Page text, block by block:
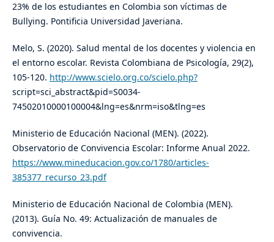
23% de los estudiantes en Colombia son víctimas de
Bullying. Pontificia Universidad Javeriana.
Melo, S. (2020). Salud mental de los docentes y violencia en
el entorno escolar. Revista Colombiana de Psicología, 29(2),
105-120. http://www.scielo.org.co/scielo.php?
script=sci_abstract&pid=S0034-
74502010000100004&lng=es&nrm=iso&tlng=es
Ministerio de Educación Nacional (MEN). (2022).
Observatorio de Convivencia Escolar: Informe Anual 2022.
https://www.mineducacion.gov.co/1780/articles-
385377_recurso_23.pdf
Ministerio de Educación Nacional de Colombia (MEN).
(2013). Guía No. 49: Actualización de manuales de
convivencia.